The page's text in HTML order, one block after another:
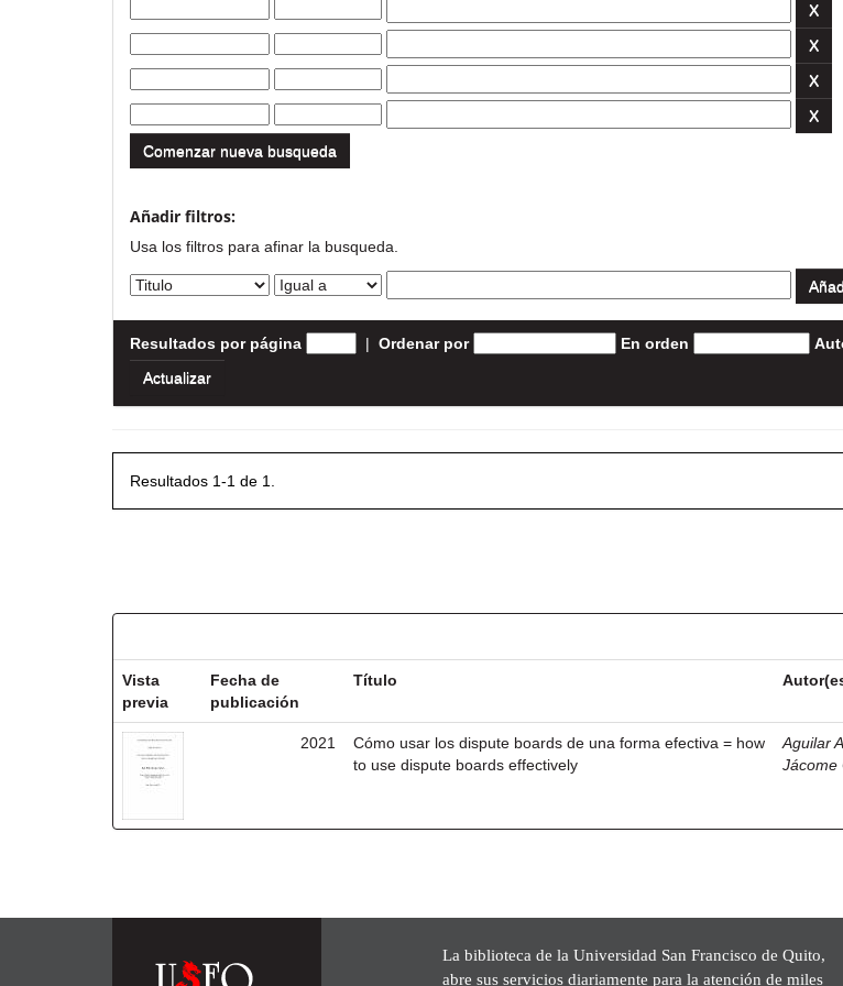
Comenzar nueva busqueda
Añadir filtros:
Usa los filtros para afinar la busqueda.
Resultados por página | Ordenar por En orden
Resultados 1-1 de 1.
Vista
previa
Fecha de
publicación
Título
2021
Cómo usar los dispute boards de una forma efectiva = how
to use dispute boards effectively
Aguilar
Jácome
La biblioteca de la Universidad San Francisco de Quito,
abre sus servicios diariamente para la atención de miles